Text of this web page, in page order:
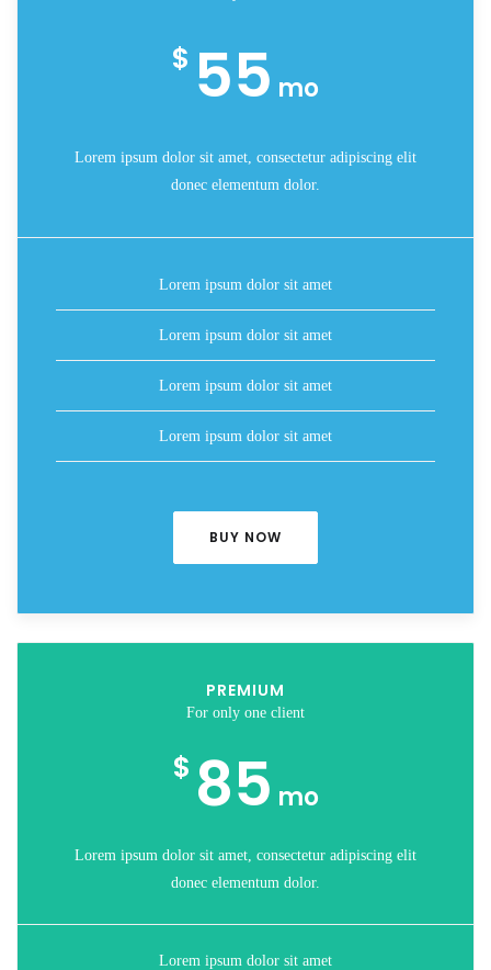
$ 55 mo
Lorem ipsum dolor sit amet, consectetur adipiscing elit
donec elementum dolor.
Lorem ipsum dolor sit amet
Lorem ipsum dolor sit amet
Lorem ipsum dolor sit amet
Lorem ipsum dolor sit amet
BUY NOW
PREMIUM
For only one client
$ 85 mo
Lorem ipsum dolor sit amet, consectetur adipiscing elit
donec elementum dolor.
Lorem ipsum dolor sit amet